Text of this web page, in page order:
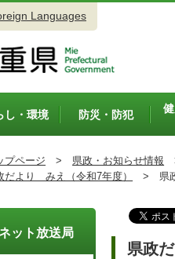
Languages
し・環境 防災・防犯
プページ > 県政・お知らせ情報
だより みえ（令和7年度）
> 県
県政
ット放送局